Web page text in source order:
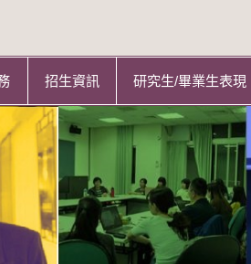
招生資訊 研究生/畢業生表現